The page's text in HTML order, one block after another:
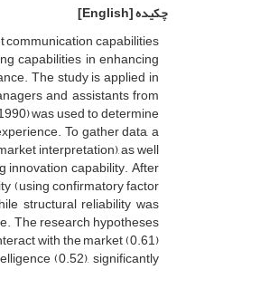
چکیده[English]
communication capabilities
capabilities in enhancing
The study is applied in
and assistants from
was used to determine
To gather data, a
interpretation), as well
innovation capability. After
(using confirmatory factor
structural reliability was
The research hypotheses
with the market (0.61)
(0.52), significantly